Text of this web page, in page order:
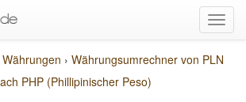
Währungen › Währungsumrechner von PLN
PHP (Phillipinischer Peso)